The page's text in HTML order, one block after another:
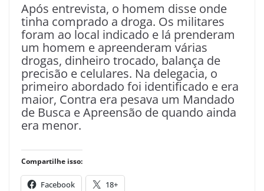
Após entrevista, o homem disse onde
tinha comprado a droga. Os militares
foram ao local indicado e lá prenderam
um homem e apreenderam várias
drogas, dinheiro trocado, balança de
precisão e celulares. Na delegacia, o
primeiro abordado foi identificado e era
maior, Contra era pesava um Mandado
de Busca e Apreensão de quando ainda
era menor.
Compartilhe isso:
Facebook 18+